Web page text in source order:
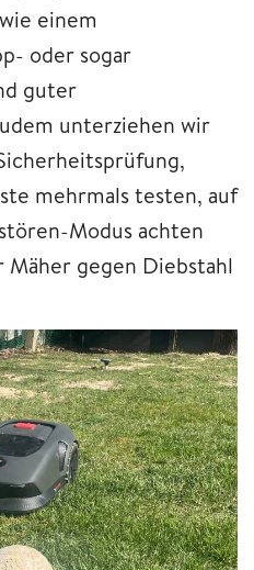
einem
oder sogar
guter
unterziehen wir
mehrmals testen, auf
Modus achten
gegen Diebstahl